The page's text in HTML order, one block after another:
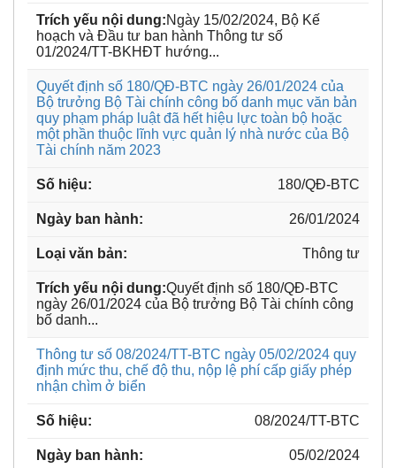
Ngày 15/02/2024, Bộ Kế
hoạch và Đầu tư ban hành Thông tư số
01/2024/TT-BKHĐT hướng...
Quyết định số 180/QĐ-BTC ngày 26/01/2024 của
Bộ trưởng Bộ Tài chính công bố danh mục văn bản
quy phạm pháp luật đã hết hiệu lực toàn bộ hoặc
một phần thuộc lĩnh vực quản lý nhà nước của Bộ
Tài chính năm 2023
180/QĐ-BTC
26/01/2024
Thông tư
Quyết định số 180/QĐ-BTC
ngày 26/01/2024 của Bộ trưởng Bộ Tài chính công
bố danh...
Thông tư số 08/2024/TT-BTC ngày 05/02/2024 quy
định mức thu, chế độ thu, nộp lệ phí cấp giấy phép
nhận chìm ở biển
08/2024/TT-BTC
05/02/2024